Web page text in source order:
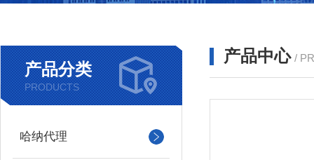
产品分类
PRODUCTS
哈纳代理
产品中心 /